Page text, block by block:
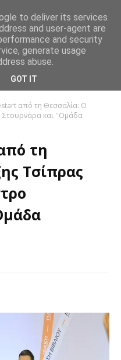
από τη Θεσσαλία: Ο
Στουρνάρα και ''Ομάδα
τη
Τσίπρας
to deliver its services
and user-agent are
and security
generate usage
abuse.
GOT IT